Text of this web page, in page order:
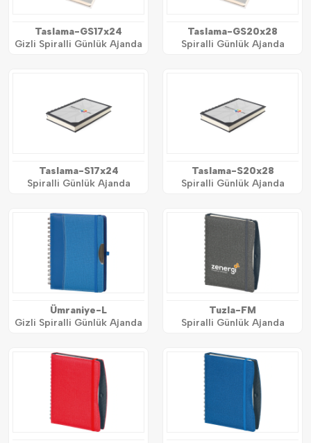
Taslama-GS17x24
Gizli Spiralli Günlük Ajanda
Taslama-GS20x28
Spiralli Günlük Ajanda
Taslama-S17x24
Spiralli Günlük Ajanda
Taslama-S20x28
Spiralli Günlük Ajanda
Ümraniye-L
Gizli Spiralli Günlük Ajanda
Tuzla-FM
Spiralli Günlük Ajanda